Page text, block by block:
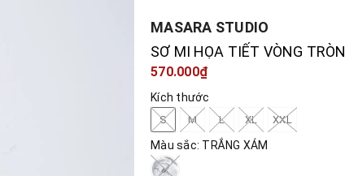
MASARA STUDIO
SƠ MI HỌA TIẾT VÒNG TRÒN
570.000₫
Kích thước
S M L XL XXL
Màu sắc: TRẮNG XÁM